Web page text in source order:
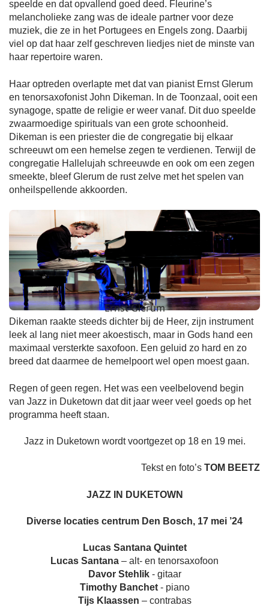
speelde en dat opvallend goed deed. Fleurine’s
melancholieke zang was de ideale partner voor deze
muziek, die ze in het Portugees en Engels zong. Daarbij
viel op dat haar zelf geschreven liedjes niet de minste van
haar repertoire waren.
Haar optreden overlapte met dat van pianist Ernst Glerum
en tenorsaxofonist John Dikeman. In de Toonzaal, ooit een
synagoge, spatte de religie er weer vanaf. Dit duo speelde
zwaarmoedige spirituals van een grote schoonheid.
Dikeman is een priester die de congregatie bij elkaar
schreeuwt om een hemelse zegen te verdienen. Terwijl de
congregatie Hallelujah schreeuwde en ook om een zegen
smeekte, bleef Glerum de rust zelve met het spelen van
onheilspellende akkoorden.
Ernst Glerum
Dikeman raakte steeds dichter bij de Heer, zijn instrument
leek al lang niet meer akoestisch, maar in Gods hand een
maximaal versterkte saxofoon. Een geluid zo hard en zo
breed dat daarmee de hemelpoort wel open moest gaan.
Regen of geen regen. Het was een veelbelovend begin
van Jazz in Duketown dat dit jaar weer veel goeds op het
programma heeft staan.
Jazz in Duketown wordt voortgezet op 18 en 19 mei.
Tekst en foto’s TOM BEETZ
JAZZ IN DUKETOWN
Diverse locaties centrum Den Bosch, 17 mei ’24
Lucas Santana Quintet
Lucas Santana – alt- en tenorsaxofoon
Davor Stehlik- gitaar
Timothy Banchet - piano
Tijs Klaassen – contrabas